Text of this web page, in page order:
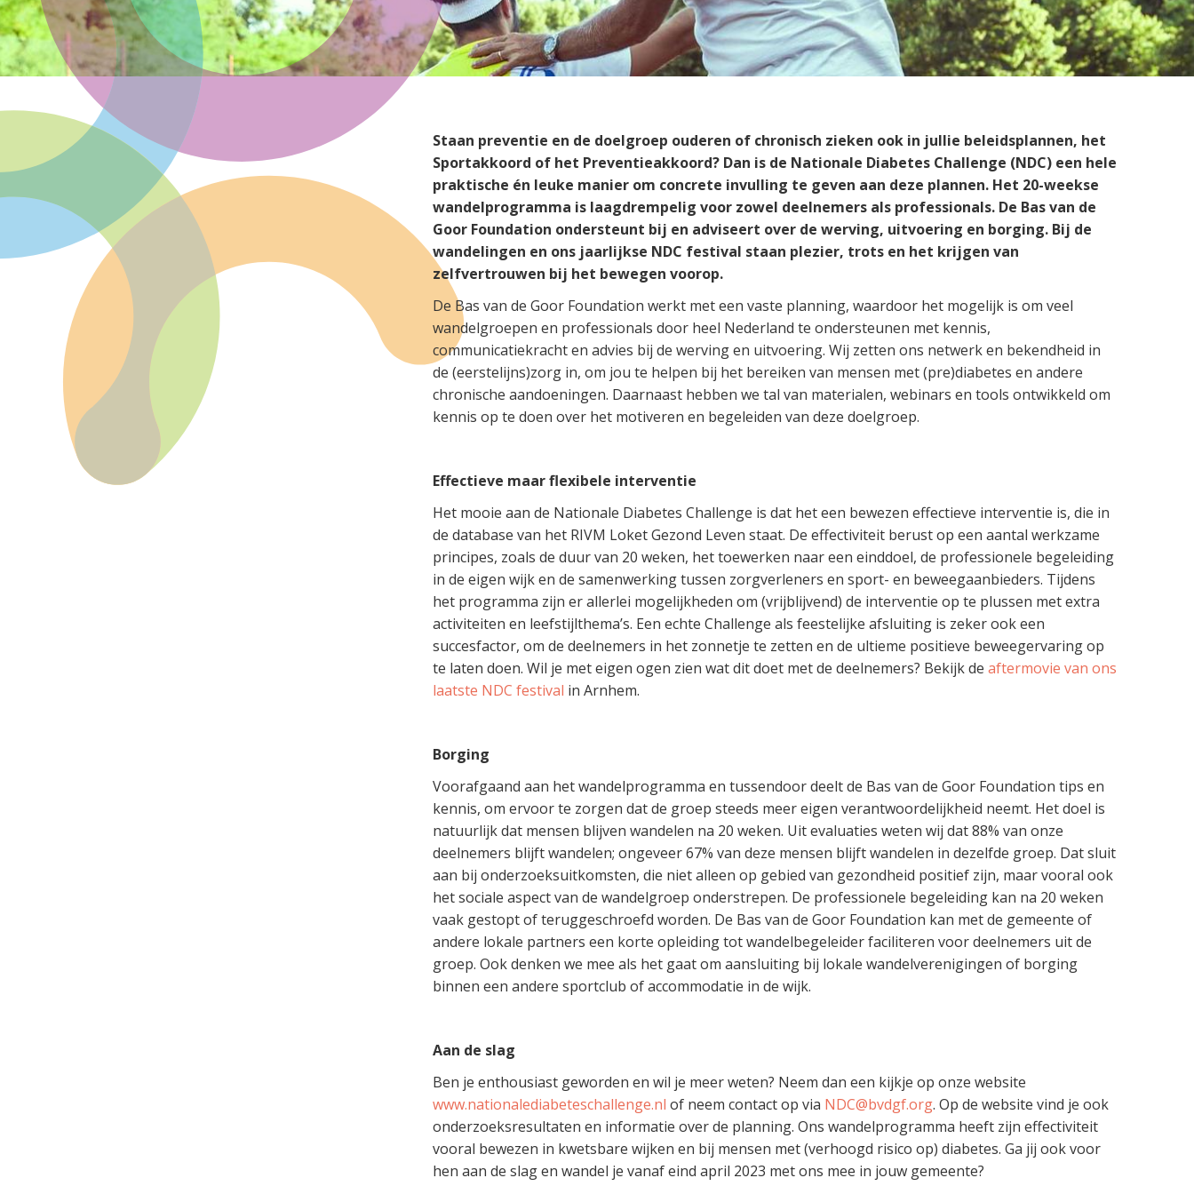
Community of Practice
Preventie
Staan preventie en de doelgroep ouderen of chronisch zieken ook in jullie beleidsplannen, het
Sportakkoord of het Preventieakkoord? Dan is de Nationale Diabetes Challenge (NDC) een hele
praktische én leuke manier om concrete invulling te geven aan deze plannen. Het 20-weekse
wandelprogramma is laagdrempelig voor zowel deelnemers als professionals. De Bas van de
Goor Foundation ondersteunt bij en adviseert over de werving, uitvoering en borging. Bij de
wandelingen en ons jaarlijkse NDC festival staan plezier, trots en het krijgen van
zelfvertrouwen bij het bewegen voorop.
De Bas van de Goor Foundation werkt met een vaste planning, waardoor het mogelijk is om veel
wandelgroepen en professionals door heel Nederland te ondersteunen met kennis,
communicatiekracht en advies bij de werving en uitvoering. Wij zetten ons netwerk en bekendheid in
de (eerstelijns)zorg in, om jou te helpen bij het bereiken van mensen met (pre)diabetes en andere
chronische aandoeningen. Daarnaast hebben we tal van materialen, webinars en tools ontwikkeld om
kennis op te doen over het motiveren en begeleiden van deze doelgroep.
Effectieve maar flexibele interventie
Het mooie aan de Nationale Diabetes Challenge is dat het een bewezen effectieve interventie is, die in
de database van het RIVM Loket Gezond Leven staat. De effectiviteit berust op een aantal werkzame
principes, zoals de duur van 20 weken, het toewerken naar een einddoel, de professionele begeleiding
in de eigen wijk en de samenwerking tussen zorgverleners en sport- en beweegaanbieders. Tijdens
het programma zijn er allerlei mogelijkheden om (vrijblijvend) de interventie op te plussen met extra
activiteiten en leefstijlthema’s. Een echte Challenge als feestelijke afsluiting is zeker ook een
succesfactor, om de deelnemers in het zonnetje te zetten en de ultieme positieve beweegervaring op
te laten doen. Wil je met eigen ogen zien wat dit doet met de deelnemers? Bekijk de aftermovie van ons
laatste NDC festival in Arnhem.
Borging
Voorafgaand aan het wandelprogramma en tussendoor deelt de Bas van de Goor Foundation tips en
kennis, om ervoor te zorgen dat de groep steeds meer eigen verantwoordelijkheid neemt. Het doel is
natuurlijk dat mensen blijven wandelen na 20 weken. Uit evaluaties weten wij dat 88% van onze
deelnemers blijft wandelen; ongeveer 67% van deze mensen blijft wandelen in dezelfde groep. Dat sluit
aan bij onderzoeksuitkomsten, die niet alleen op gebied van gezondheid positief zijn, maar vooral ook
het sociale aspect van de wandelgroep onderstrepen. De professionele begeleiding kan na 20 weken
vaak gestopt of teruggeschroefd worden. De Bas van de Goor Foundation kan met de gemeente of
andere lokale partners een korte opleiding tot wandelbegeleider faciliteren voor deelnemers uit de
groep. Ook denken we mee als het gaat om aansluiting bij lokale wandelverenigingen of borging
binnen een andere sportclub of accommodatie in de wijk.
Aan de slag
Ben je enthousiast geworden en wil je meer weten? Neem dan een kijkje op onze website
www.nationalediabeteschallenge.nl of neem contact op via NDC@bvdgf.org. Op de website vind je ook
onderzoeksresultaten en informatie over de planning. Ons wandelprogramma heeft zijn effectiviteit
vooral bewezen in kwetsbare wijken en bij mensen met (verhoogd risico op) diabetes. Ga jij ook voor
hen aan de slag en wandel je vanaf eind april 2023 met ons mee in jouw gemeente?